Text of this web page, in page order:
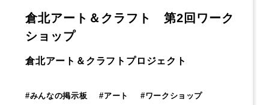
倉北アート＆クラフト 第2回ワーク
ショップ
倉北アート＆クラフトプロジェクト
#みんなの掲示板 #アート #ワークショップ